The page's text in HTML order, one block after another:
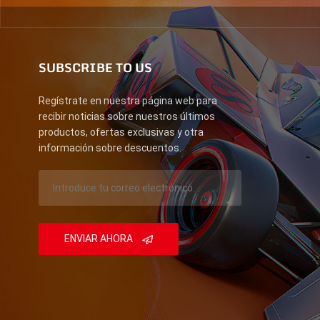
SUBSCRIBE TO US
Regístrate en nuestra página web para
recibir noticias sobre nuestros últimos
productos, ofertas exclusivas y otra
información sobre descuentos.
ENVIAR AHORA